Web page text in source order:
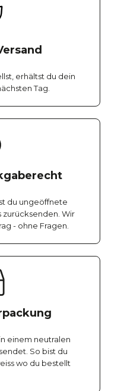
erhältst du dein
Tag.
du ungeöffnete
zurücksenden. Wir
- ohne Fragen.
einem neutralen
So bist du
wo du bestellt